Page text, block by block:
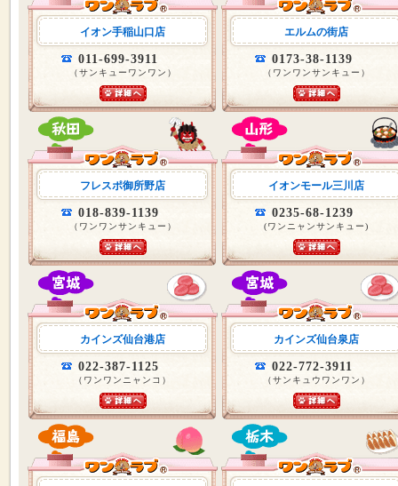
イオン手稲山口店
011-699-3911
（サンキューワンワン）
エルムの街店
0173-38-1139
（ワンワンサンキュー）
フレスポ御所野店
018-839-1139
（ワンワンサンキュー）
イオンモール三川店
0235-68-1239
(ワンニャンサンキュー)
カインズ仙台港店
022-387-1125
（ワンワンニャンコ）
カインズ仙台泉店
022-772-3911
（サンキュウワンワン）